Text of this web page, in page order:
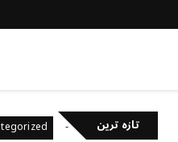
تازہ ترین
رکھتے ہیں؟ Uncategorized